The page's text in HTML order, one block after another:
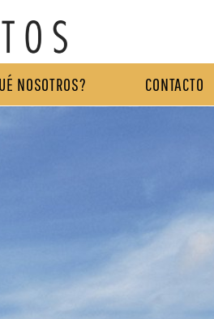
NOSOTROS? CONTACTO
NOSOTROS?